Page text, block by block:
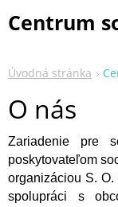
Centrum
Úvodná stránka
O nás
Zariadenie pre
poskytovateľom
organizáciou S.
spolupráci s